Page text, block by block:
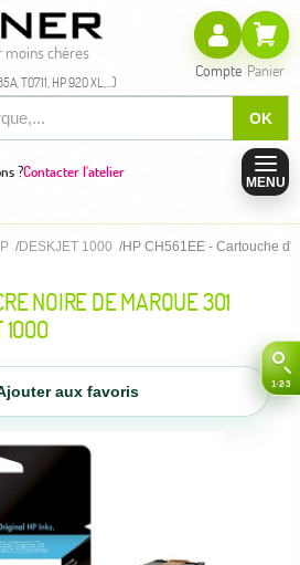
moins chères
T0711, HP 920 XL,...)
OK
Compte Panier
?Contacter l'atelier
MENU
DESKJET 1000 HP CH561EE - Cartouche
NOIRE DE MARQUE 301
1000
aux favoris